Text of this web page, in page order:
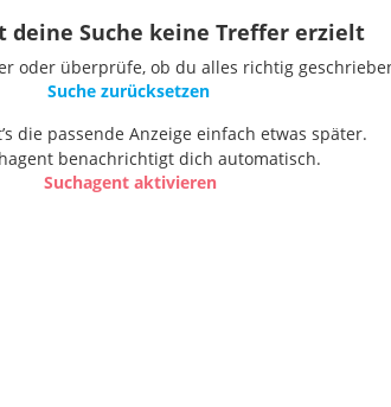
deine Suche keine Treffer erzielt
oder überprüfe, ob du alles richtig
Suche zurücksetzen
die passende Anzeige einfach etwas später.
benachrichtigt dich automatisch.
Suchagent aktivieren